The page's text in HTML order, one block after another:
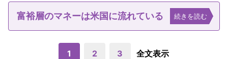
富裕層のマネーは米国に流れている 続きを読む
1 2 3 全文表示